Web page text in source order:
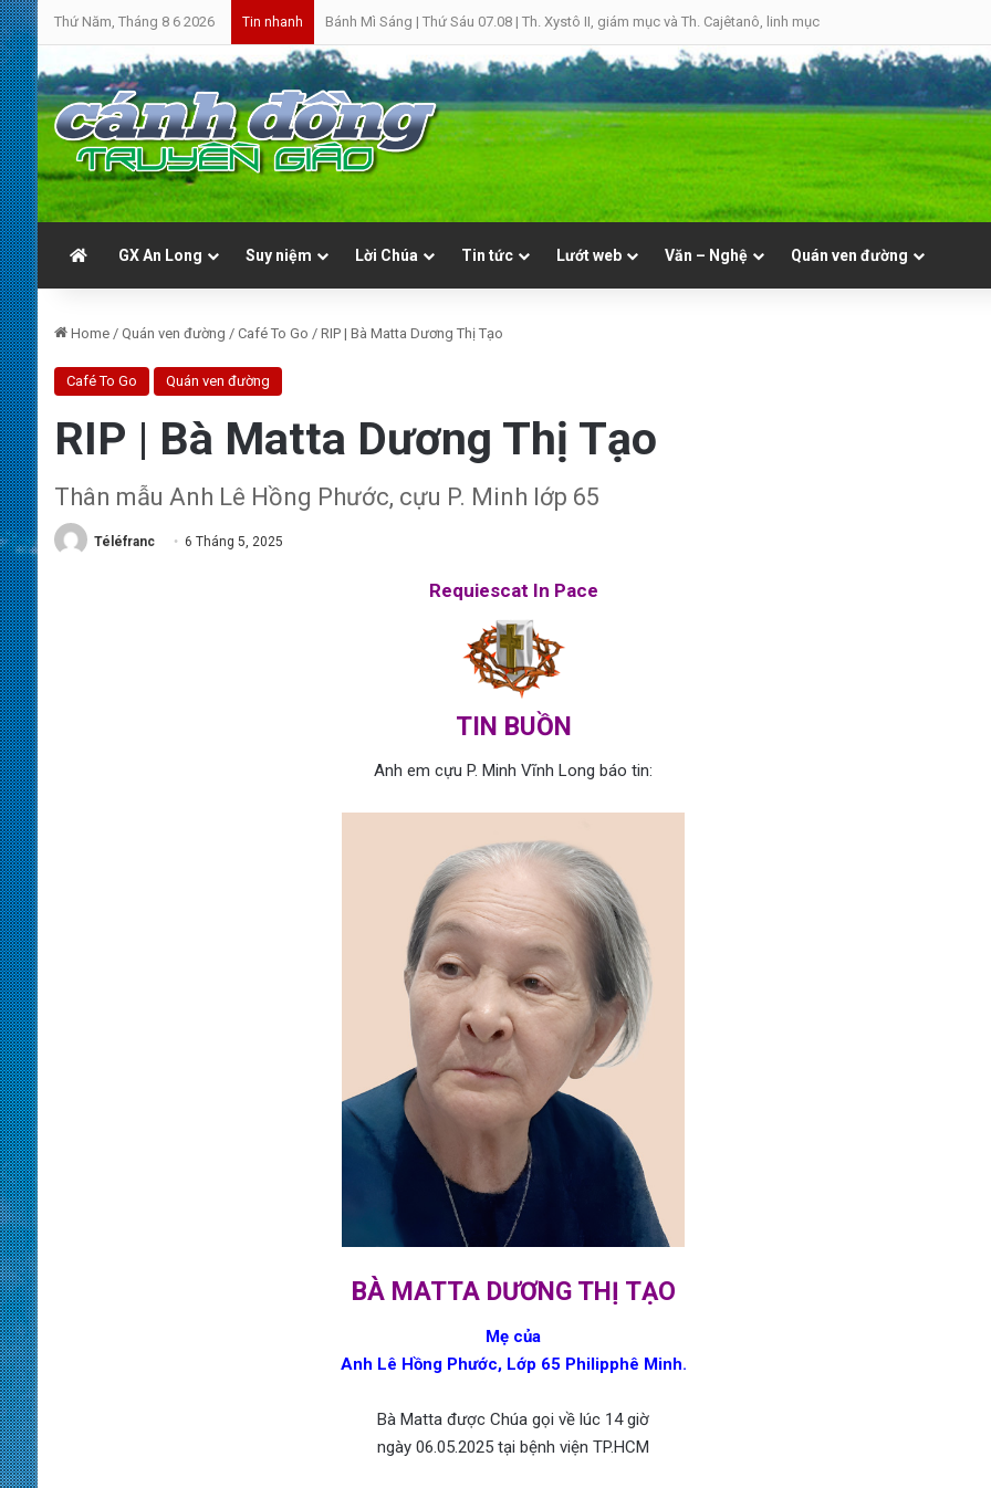
Thứ Năm, Tháng 8 6 2026 Tin nhanh Bánh Mì Sáng | Thứ Sáu 07.08 | Th. Xystô II, giám mục và Th. Cajêtanô, linh mục
GX An Long Suy niệm Lời Chúa Tin tức Lướt web Văn – Nghệ Quán ven đường
Home / Quán ven đường / Café To Go / RIP | Bà Matta Dương Thị Tạo
Café To Go Quán ven đường
RIP | Bà Matta Dương Thị Tạo
Thân mẫu Anh Lê Hồng Phước, cựu P. Minh lớp 65
Téléfranc 6 Tháng 5, 2025
Requiescat In Pace
TIN BUỒN
Anh em cựu P. Minh Vĩnh Long báo tin:
BÀ MATTA DƯƠNG THỊ TẠO
Mẹ của
Anh Lê Hồng Phước, Lớp 65 Philipphê Minh.
Bà Matta được Chúa gọi về lúc 14 giờ
ngày 06.05.2025 tại bệnh viện TP.HCM